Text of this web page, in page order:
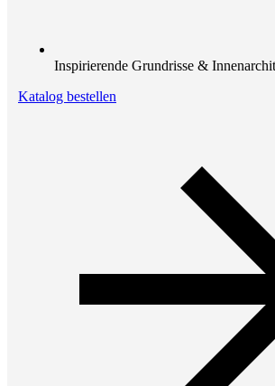
Inspirierende Grundrisse &
Katalog bestellen